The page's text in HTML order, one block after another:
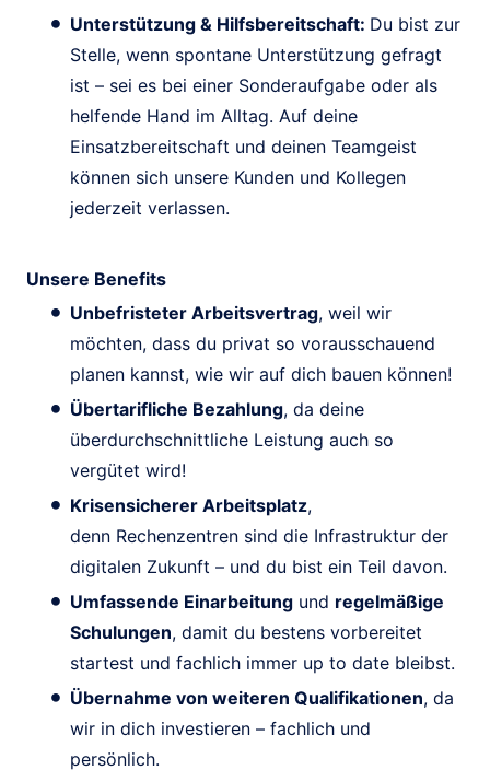
Unterstützung & Hilfsbereitschaft: Du bist zur
Stelle, wenn spontane Unterstützung gefragt
ist – sei es bei einer Sonderaufgabe oder als
helfende Hand im Alltag. Auf deine
Einsatzbereitschaft und deinen Teamgeist
können sich unsere Kunden und Kollegen
jederzeit verlassen.
Unsere Benefits
Unbefristeter Arbeitsvertrag, weil wir
möchten, dass du privat so vorausschauend
planen kannst, wie wir auf dich bauen können!
Übertarifliche Bezahlung, da deine
überdurchschnittliche Leistung auch so
vergütet wird!
Krisensicherer Arbeitsplatz,
denn Rechenzentren sind die Infrastruktur der
digitalen Zukunft – und du bist ein Teil davon.
Umfassende Einarbeitung und regelmäßige
Schulungen, damit du bestens vorbereitet
startest und fachlich immer up to date bleibst.
Übernahme von weiteren Qualifikationen, da
wir in dich investieren – fachlich und
persönlich.